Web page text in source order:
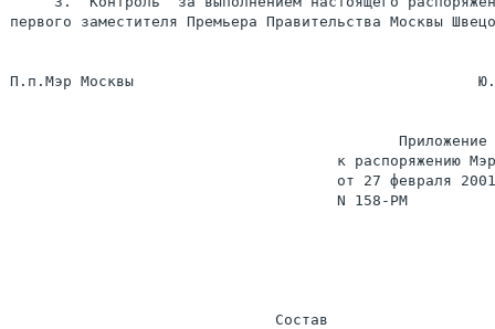
первого заместителя Премьера Правительства Москвы
П.п.Мэр Москвы
                                            Приложение
к распоряжению
от 27 февраля
                                     N 158-РМ
                              Состав